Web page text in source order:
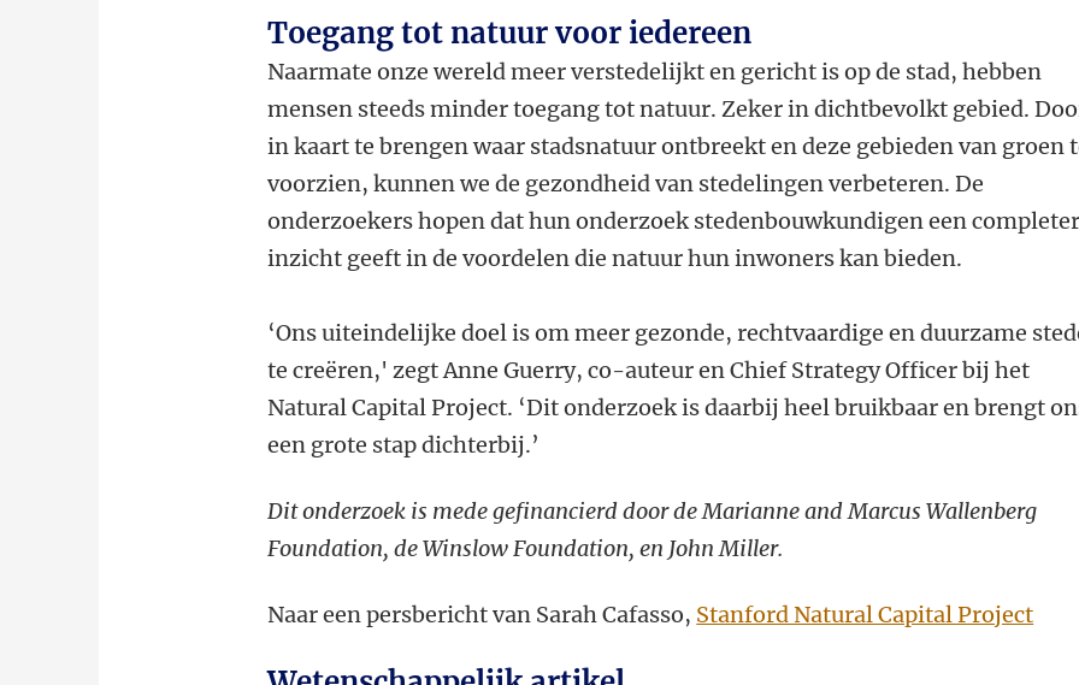
Toegang tot natuur voor iedereen
Naarmate onze wereld meer verstedelijkt en gericht is op de stad, hebben
mensen steeds minder toegang tot natuur. Zeker in dichtbevolkt gebied.
in kaart te brengen waar stadsnatuur ontbreekt en deze gebieden van groen
voorzien, kunnen we de gezondheid van stedelingen verbeteren. De
onderzoekers hopen dat hun onderzoek stedenbouwkundigen een completer
inzicht geeft in de voordelen die natuur hun inwoners kan bieden.
‘Ons uiteindelijke doel is om meer gezonde, rechtvaardige en duurzame
te creëren,' zegt Anne Guerry, co-auteur en Chief Strategy Officer bij het
Natural Capital Project. ‘Dit onderzoek is daarbij heel bruikbaar en brengt
een grote stap dichterbij.’
Dit onderzoek is mede gefinancierd door de Marianne and Marcus Wallenberg
Foundation, de Winslow Foundation, en John Miller.
Naar een persbericht van Sarah Cafasso, Stanford Natural Capital Project